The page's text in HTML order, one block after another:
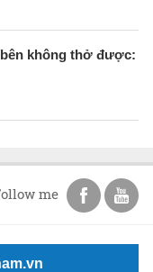
không thở được:
me